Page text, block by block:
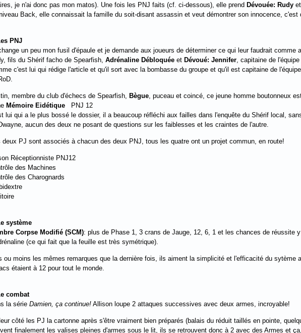
je n'ai donc pas mon matos). Une fois les PNJ faits (cf. ci-dessous), elle prend Dévouée: Rudy
Back, elle connaissait la famille du soit-disant assassin et veut démontrer son innocence, c'est
PNJ
un peu mon fusil d'épaule et je demande aux joueurs de déterminer ce qui leur faudrait comme
fils du Shérif facho de Spearfish, Adrénaline Débloquée et Dévoué: Jennifer , capitaine de
c'est lui qui rédige l'article et qu'il sort avec la bombasse du groupe et qu'il est capitaine de
membre du club d'échecs de Spearfish, Bègue , puceau et coincé, ce jeune homme boutonneux
Mémoire Eidétique PNJ 12
lui qui a le plus bossé le dossier, il a beaucoup réfléchi aux failles dans l'enquête du Shérif local,
aucun des deux ne posant de questions sur les faiblesses et les craintes de l'autre.
deux PJ sont associés à chacun des deux PNJ, tous les quatre ont un projet commun, en route!
Réceptionniste PNJ12
des Machines
des Charognards
système
Corpse Modifié (SCM): plus de Phase 1, 3 crans de Jauge, 12, 6, 1 et les chances de réussite
(ce qui fait que la feuille est très symétrique).
ou moins les mêmes remarques que la dernière fois, ils aiment la simplicité et l'efficacité du sytème
étaient à 12 pour tout le monde.
combat
la série Damien, ça continue! Allison loupe 2 attaques successives avec deux armes, incroyable!
côté les PJ la cartonne après s'être vraiment bien préparés (balais du réduit taillés en pointe,
finalement les valises pleines d'armes sous le lit, ils se retrouvent donc à 2 avec des Armes et